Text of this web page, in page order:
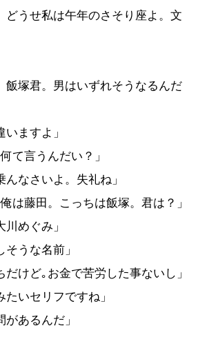
どうせ私は午年のさそり座よ。文
飯塚君。男はいずれそうなるんだ
いますよ」
て言うんだい？」
んなさいよ。失礼ね」
は藤田。こっちは飯塚。君は？」
川めぐみ」
そうな名前」
だけど｡お金で苦労した事ないし」
たいセリフですね」
があるんだ」